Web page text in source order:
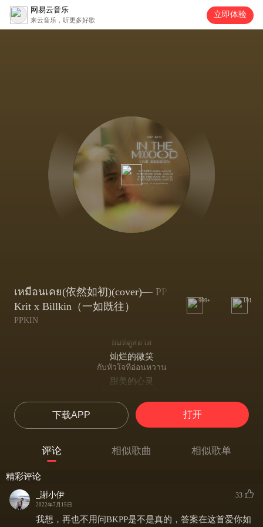
网易云音乐
来云音乐，听更多好歌
立即体验
เหมือนเคย(依然如初)(cover)— PP
Krit x Billkin（一如既往）
PPKIN
999+ 191
ยิ้มที่ดูสดใส
灿烂的微笑
กับหัวใจที่อ่อนหวาน
甜美的心灵
你就是如此
ดูเท่าไรไม่เคยเบื่อ
怎么看都不觉厌倦
任凭时光流逝
ได้อย่างเหลือเชื่อ
下载APP 打开
评论 相似歌曲 相似歌单
精彩评论
_謝小伊
2022年7月15日
33
我想，再也不用问BKPP是不是真的，答案在这首爱你如